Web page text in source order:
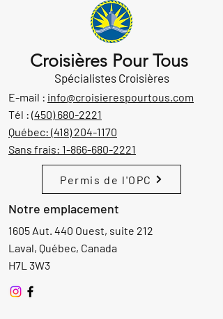
Croisières Pour Tous
Spécialistes Croisières
E-mail : info@croisierespourtous.com
Tél : (450) 680-2221
Québec: (418) 204-1170
Sans frais: 1-866-680-2221
Permis de l'OPC
Notre emplacement
1605 Aut. 440 Ouest, suite 212
Laval, Québec, Canada
H7L 3W3